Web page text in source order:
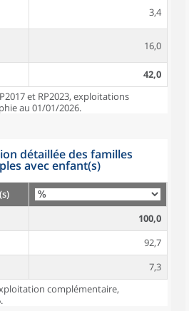
3,4
16,0
42,0
et RP2023, exploitations
au 01/01/2026.
détaillée des familles
avec enfant(s)
100,0
92,7
7,3
complémentaire,